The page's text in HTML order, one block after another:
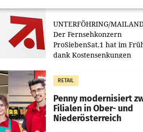
UNTERFÖHRING/
Der Fernsehkonzern
ProSiebenSat.1 hat im
dank Kostensenkungen
gemacht und die
Markterwartung deutlich
übertroffen.
RETAIL
Penny modernisiert
Filialen in Ober- und
Niederösterreich